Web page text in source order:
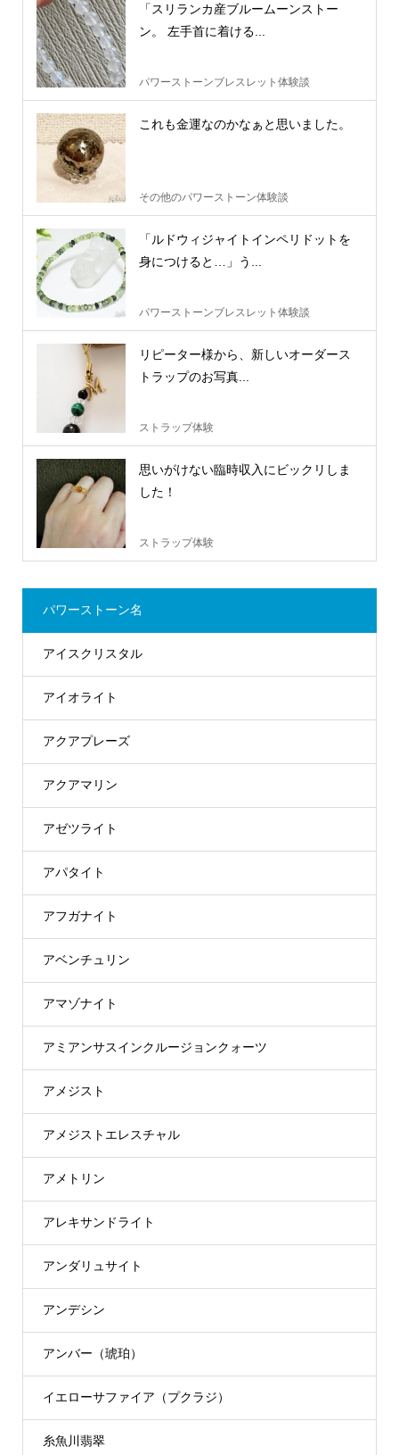
「スリランカ産ブルームーンストー
ン。 左手首に着ける...
パワーストーンブレスレット体験談
これも金運なのかなぁと思いました。
その他のパワーストーン体験談
「ルドウィジャイトインペリドットを
身につけると…」う...
パワーストーンブレスレット体験談
リピーター様から、新しいオーダース
トラップのお写真...
ストラップ体験
思いがけない臨時収入にビックリしま
した！
ストラップ体験
パワーストーン名
アイスクリスタル
アイオライト
アクアプレーズ
アクアマリン
アゼツライト
アパタイト
アフガナイト
アベンチュリン
アマゾナイト
アミアンサスインクルージョンクォーツ
アメジスト
アメジストエレスチャル
アメトリン
アレキサンドライト
アンダリュサイト
アンデシン
アンバー（琥珀）
イエローサファイア（プクラジ）
糸魚川翡翠